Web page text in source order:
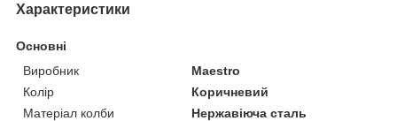
Характеристики
Основні
Виробник
Maestro
Колір
Коричневий
Матеріал колби
Нержавіюча сталь